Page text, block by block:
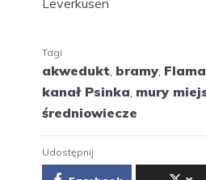
Tagi
akwedukt, bramy,
kanał Psinka, mury
średniowiecze
Udostępnij